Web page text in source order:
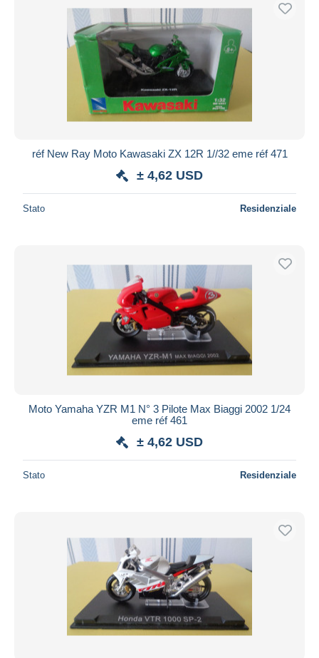
Spedizione gratuita
Metodi di pagamento
PayPal
Bonifico bancario
Visa
Mastercard
iDeal
Maestro
Aggiorna
réf New Ray Moto Kawasaki ZX 12R 1//32 eme réf 471
± 4,62 USD
Stato Residenziale
Moto Yamaha YZR M1 N° 3 Pilote Max Biaggi 2002 1/24
eme réf 461
± 4,62 USD
Stato Residenziale